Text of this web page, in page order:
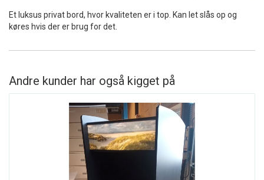
Et luksus privat bord, hvor kvaliteten er i top. Kan let slås op og
køres hvis der er brug for det.
Andre kunder har også kigget på